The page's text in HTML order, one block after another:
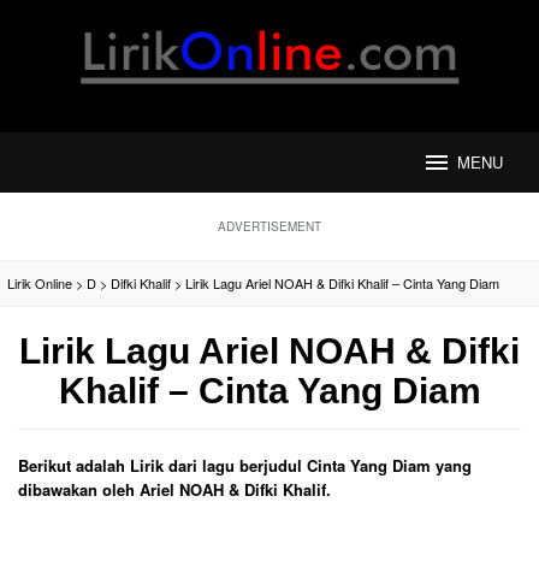
MENU
ADVERTISEMENT
Lirik Online > D > Difki Khalif > Lirik Lagu Ariel NOAH & Difki Khalif – Cinta Yang Diam
Lirik Lagu Ariel NOAH & Difki
Khalif – Cinta Yang Diam
Berikut adalah Lirik dari lagu berjudul Cinta Yang Diam yang
dibawakan oleh Ariel NOAH & Difki Khalif.